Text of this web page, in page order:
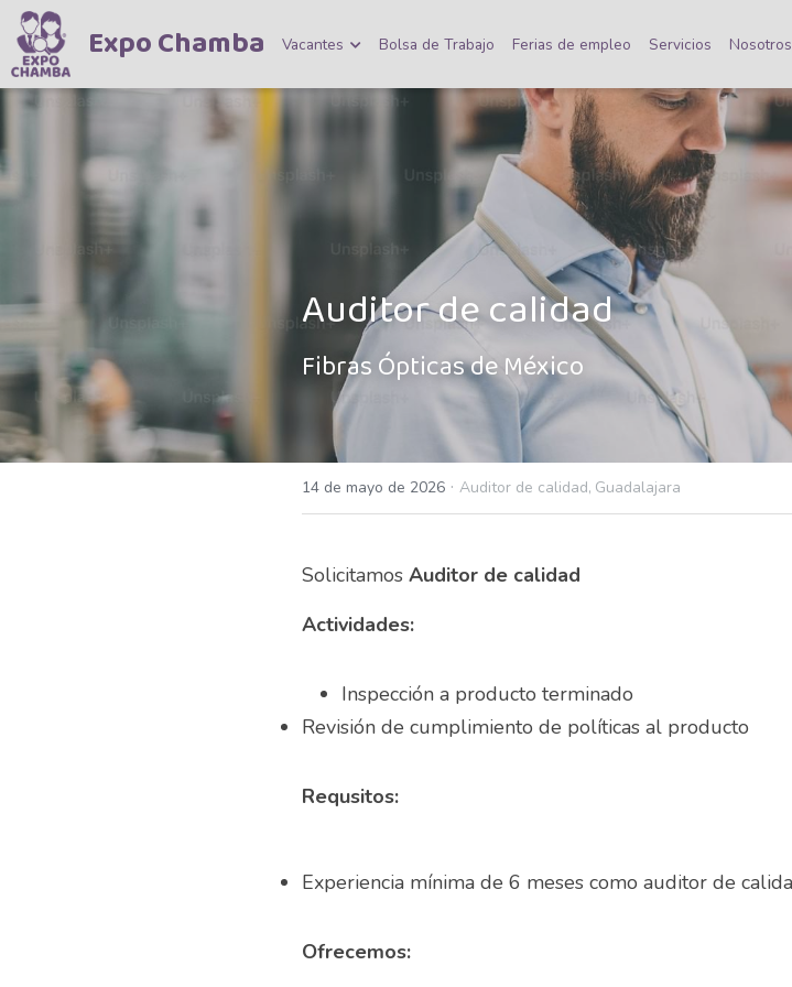
Expo Chamba Vacantes Bolsa de Trabajo Ferias de empleo Servicios Nosotros
Auditor de calidad
Fibras Ópticas de México
14 de mayo de 2026 · Auditor de calidad, Guadalajara
Solicitamos
Actividades:
Inspección a producto terminado
Revisión de cumplimiento de políticas al producto
Requsitos:
Ofrecemos: